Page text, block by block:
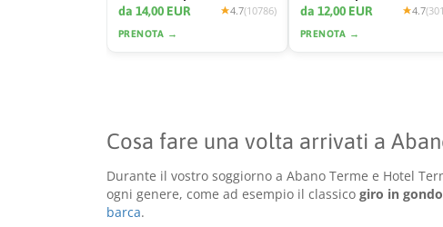
da 14,00 EUR 4.7(10786)
PRENOTA →
e la città
da 12,00 EUR 4.7
PRENOTA →
Cosa fare una volta arrivati a
Durante il vostro soggiorno a Abano Terme e Hotel
ogni genere, come ad esempio il classico giro in
barca.